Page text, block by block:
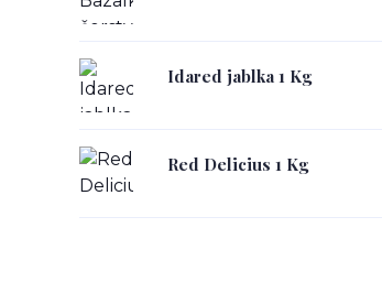
Idared jablka 1 Kg
Red Delicius 1 Kg